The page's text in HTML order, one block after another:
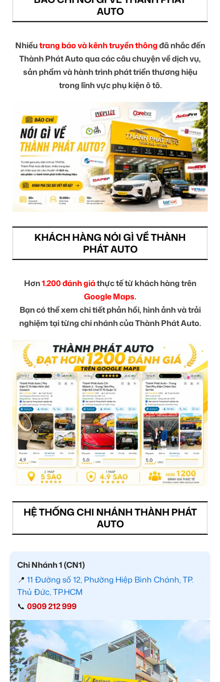
AUTO
Nhiềutrang báo và kênh truyền thôngđã nhắc đến
Thành Phát Auto qua các câu chuyện về dịch vụ,
sản phẩm và hành trình phát triển thương hiệu
trong lĩnh vực phụ kiện ô tô.
KHÁCH HÀNG NÓI GÌ VỀ THÀNH
PHÁT AUTO
Hơn1.200 đánh giáthực tế từ khách hàng trên
Google Maps.
Bạn có thể xem chi tiết phản hồi, hình ảnh và trải
nghiệm tại từng chi nhánh của Thành Phát Auto.
HỆ THỐNG CHI NHÁNH THÀNH PHÁT
AUTO
Chi Nhánh 1 (CN1)
📍 11 Đường số 12, Phường Hiệp Bình Chánh, TP.
Thủ Đức, TP.HCM
📞 0909 212 999